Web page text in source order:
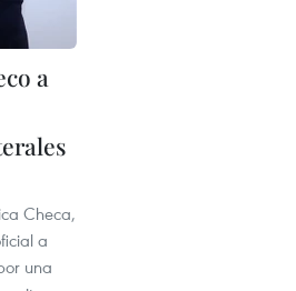
a
Checa,
a
una